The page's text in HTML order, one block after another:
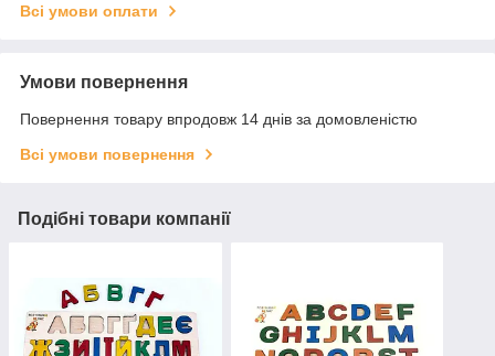
Всі умови оплати
Умови повернення
Повернення товару впродовж 14 днів за домовленістю
Всі умови повернення
Подібні товари компанії